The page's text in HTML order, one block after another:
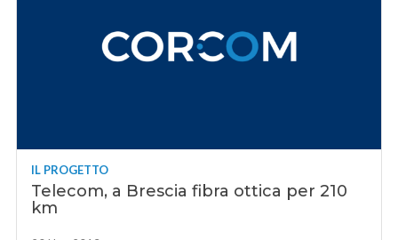
IL PROGETTO
Telecom, a Brescia fibra ottica per 210
km